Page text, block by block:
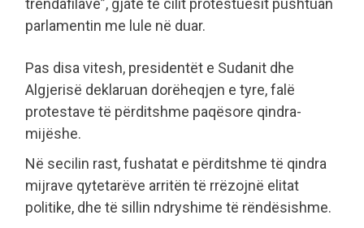
trëndafilave”, gjatë të cilit protestuesit pushtuan
parlamentin me lule në duar.
Pas disa vitesh, presidentët e Sudanit dhe
Algjerisë deklaruan dorëheqjen e tyre, falë
protestave të përditshme paqësore qindra-
mijëshe.
Në secilin rast, fushatat e përditshme të qindra
mijrave qytetarëve arritën të rrëzojnë elitat
politike, dhe të sillin ndryshime të rëndësishme.